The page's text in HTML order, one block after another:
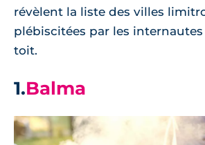
révèlent la liste des villes
plébiscitées par les internautes
toit.
1.Balma